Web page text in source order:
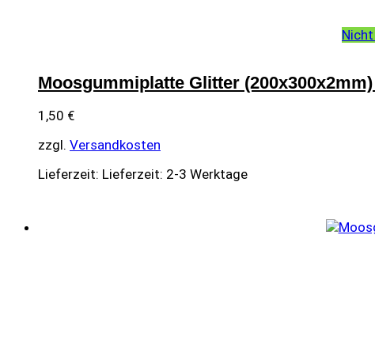
Moosgummiplatte Glitter
1,50 €
zzgl. Versandkosten
Lieferzeit: Lieferzeit: 2-3 Werktage